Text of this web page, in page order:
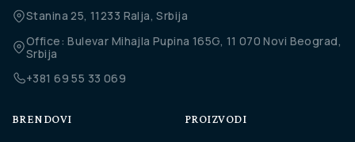
Stanina 25, 11233 Ralja, Srbija
Office: Bulevar Mihajla Pupina 165G, 11 070 Novi Beograd,
Srbija
+381 69 55 33 069
BRENDOVI PROIZVODI